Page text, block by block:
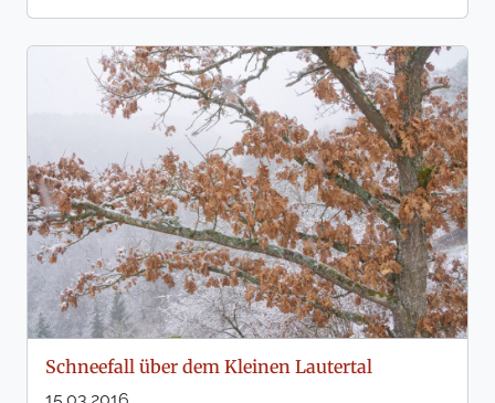
Schneefall über dem Kleinen Lautertal
15.03.2016